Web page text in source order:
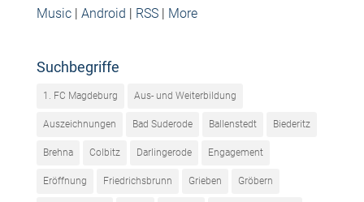
Music| Android | RSS| More
Suchbegriffe
1. FC Magdeburg Aus- und Weiterbildung
Auszeichnungen Bad Suderode Ballenstedt Biederitz
Brehna Colbitz Darlingerode Engagement
Eröffnung Friedrichsbrunn Grieben Gröbern